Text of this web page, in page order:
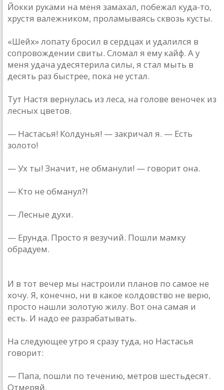
Йокки руками на меня замахал, побежал куда-то,
хрустя валежником, проламываясь сквозь кусты.
«Шейх» лопату бросил в сердцах и удалился в
сопровождении свиты. Сломал я ему кайф. А у
меня удача удесятерила силы, я стал мыть в
десять раз быстрее, пока не устал.
Тут Настя вернулась из леса, на голове веночек из
лесных цветов.
— Настасья! Колдунья! — закричал я. — Есть
золото!
— Ух ты! Значит, не обманули! — говорит она.
— Кто не обманул?!
— Лесные духи.
— Ерунда. Просто я везучий. Пошли мамку
обрадуем.
И в тот вечер мы настроили планов по самое не
хочу. Я, конечно, ни в какое колдовство не верю,
просто нашли золотую жилу. Вот она самая и
есть. И надо ее разрабатывать.
На следующее утро я сразу туда, но Настасья
говорит:
— Папа, пошли по течению, метров шестьдесят.
Отмеряй.